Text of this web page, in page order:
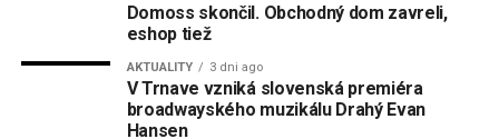
Domoss skončil. Obchodný dom zavreli,
eshop tiež
AKTUALITY 3 dni ago
V Trnave vzniká slovenská premiéra
broadwayského muzikálu Drahý Evan
Hansen